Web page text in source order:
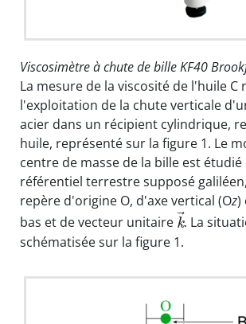
Viscosimètre à chute de bille KF40
La mesure de la viscosité de l'huile C
l'exploitation de la chute verticale
acier dans un récipient cylindrique,
huile, représenté sur la figure 1. Le
centre de masse de la bille est étudié
référentiel terrestre supposé
repère d'origine O, d'axe vertical (Oz)
bas et de vecteur unitaire k⃗. La
schématisée sur la figure 1.